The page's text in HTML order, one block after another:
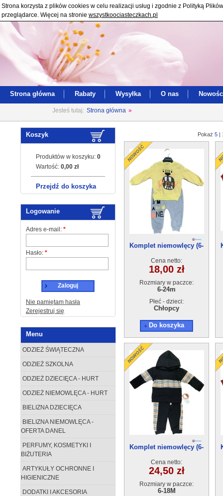
Strona korzysta z plików cookies w celu realizacji usług i zgodnie z Polityką
przeglądarce. Więcej na stronie wszystkoociasteczkach.pl
Strona główna Rabaty Wysyłka O nas
Jesteś tutaj: Strona główna »
Koszyk
Produktów w koszyku: 0
Wartość: 0,00 zł
Przejdź do koszyka
Logowanie
Adres e-mail: *
Hasło: *
Zaloguj
Nie pamiętam hasła
Zerejestruj się
Menu
ODZIEŻ ŚWIĄTECZNA
ODZIEŻ SZKOLNA
ODZIEŻ DZIECIĘCA - HURT
ODZIEŻ NIEMOWLĘCA - HURT
BIELIZNA DZIECIĘCA
BIELIZNA NIEMOWLĘCA -
OFERTA DANEL
PERFUMY, KOSMETYKI I
BIŻUTERIA
ARTYKUŁY OCHRONNE I
HIGIENICZNE
DODATKI I AKCESORIA
Pokaż 5 |
Komplet niemowlęcy (6-
Cena netto:
18,00 zł
Rozmiary w paczce:
6-24m
Płeć - dzieci:
Chłopcy
Do koszyka
Komplet niemowlęcy (6-
Cena netto:
24,50 zł
Rozmiary w paczce:
6-18M